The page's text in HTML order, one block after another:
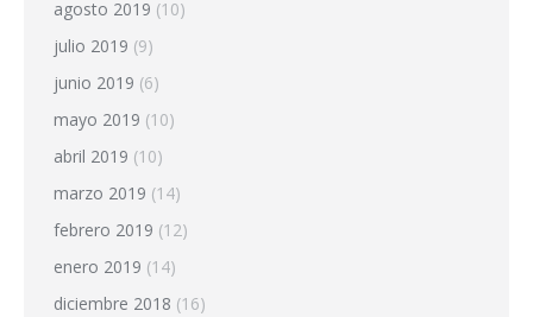
agosto 2019 (10)
julio 2019 (9)
junio 2019 (6)
mayo 2019 (10)
abril 2019 (10)
marzo 2019 (14)
febrero 2019 (12)
enero 2019 (14)
diciembre 2018 (16)